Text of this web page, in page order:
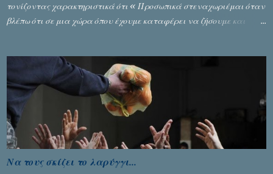
τονίζοντας χαρακτηριστικά ότι « Προσωπικά στεναχωριέμαι όταν
βλέπω ότι σε μια χώρα όπου έχουμε καταφέρει να ζήσουμε και
μεταδώσει είναι αρνητική ». Ο τενίστας Νο 1 στο παγκόσμιο τένις,
που βρίσκεται στο Πεκίνο για να αγωνιστεί στο Open ανέφερε: «
Παρακολούθησα τα γεγονότα με βαριά καρδιά. Με κάνει να
κλαίω, βλέποντας τη χώρα να έρχεται σε αυτή την κατάσταση. Η
Καταλονία αισθάνεται πολύ ενωμένη. Υπήρξε ένα χάος που δεν
πρέπει να συμβεί στον αιώνα που είμαστε. Βρισκόμαστε σε μία
χώρα που ζούμε ειρηνικά στο τέλος της ημέρας. Αν και υπάρχουν
στιγμές που τα πάντα φαίνονται αδύνατα, δεν υπάρχει
Να τους σκίζει το λαρύγγι...